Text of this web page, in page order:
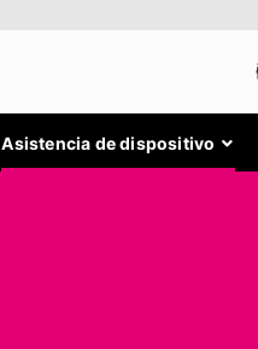
Asistencia de dispositivo